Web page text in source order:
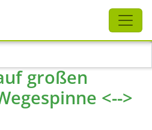
großen
<-->
Schliessen